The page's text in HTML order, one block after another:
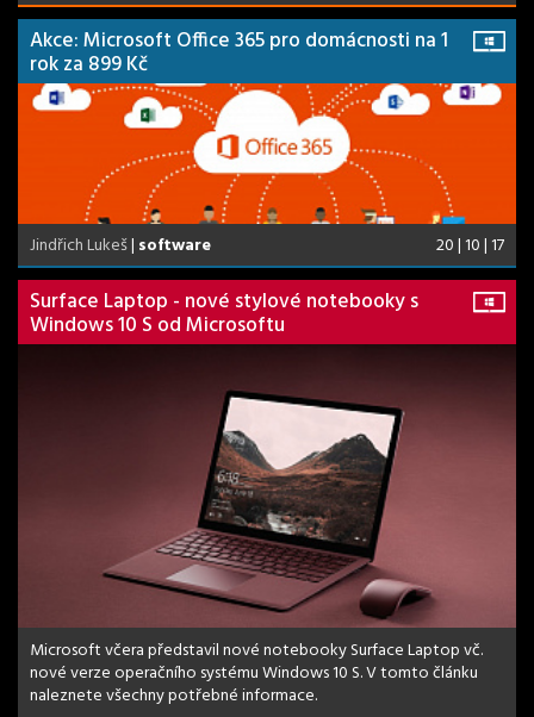
Akce: Microsoft Office 365 pro domácnosti na 1
rok za 899 Kč
Jindřich Lukeš| software 20 | 10 | 17
Surface Laptop - nové stylové notebooky s
Windows 10 S od Microsoftu
Microsoft včera představil nové notebooky Surface Laptop vč.
nové verze operačního systému Windows 10 S. V tomto článku
naleznete všechny potřebné informace.